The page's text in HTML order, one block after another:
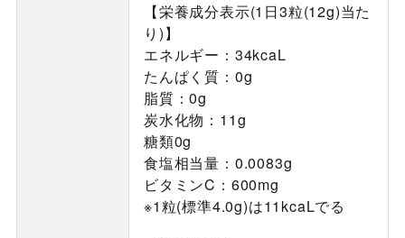
【栄養成分表示(1日3粒(12g)当た
り)】
エネルギー：34kcaL
たんぱく質：0g
脂質：0g
炭水化物：11g
糖類0g
食塩相当量：0.0083g
ビタミンC：600mg
※1粒(標準4.0g)は11kcaLでる